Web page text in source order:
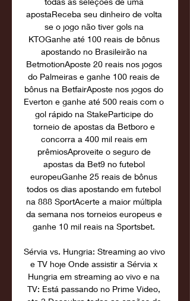
apostaReceba seu dinheiro de volta
se o jogo não tiver gols na
KTOGanhe até 100 reais de bônus
apostando no Brasileirão na
BetmotionAposte 20 reais nos jogos
do Palmeiras e ganhe 100 reais de
bônus na BetfairAposte nos jogos do
Everton e ganhe até 500 reais com o
gol rápido na StakeParticipe do
torneio de apostas da Betboro e
concorra a 400 mil reais em
prêmiosAproveite o seguro de
apostas da Bet9 no futebol
europeuGanhe 25 reais de bônus
todos os dias apostando em futebol
na 888 SportAcerte a maior múltipla
da semana nos torneios europeus e
ganhe 10 mil reais na Sportsbet.
Sérvia vs. Hungria: Streaming ao vivo
e TV hoje Onde assistir a Sérvia x
Hungria em streaming ao vivo e na
TV: Está passando no Prime Video,